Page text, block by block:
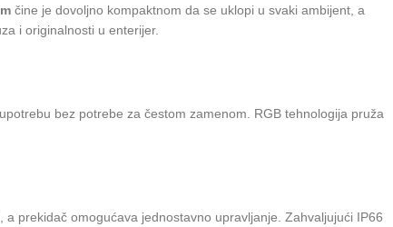
čine je dovoljno kompaktnom da se uklopi u svaki ambijent, a
i originalnosti u enterijer.
bez potrebe za čestom zamenom. RGB tehnologija pruža
prekidač omogućava jednostavno upravljanje. Zahvaljujući IP66